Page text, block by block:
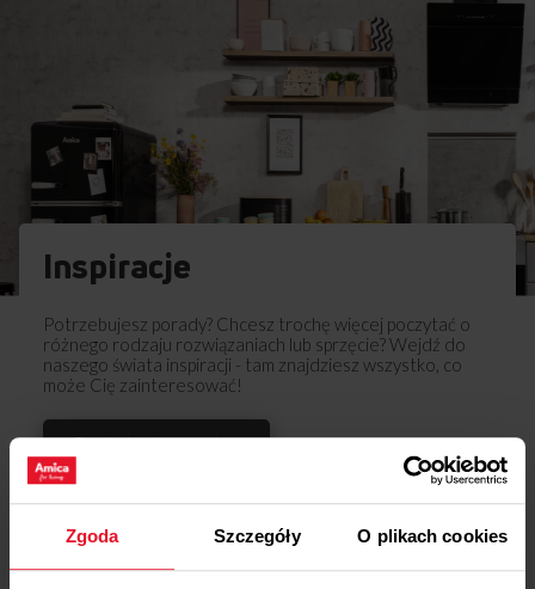
Zgoda Szczegóły O plikach cookies
Inspiracje
Potrzebujesz porady? Chcesz trochę więcej poczytać o
różnego rodzaju rozwiązaniach lub sprzęcie? Wejdź do
naszego świata inspiracji - tam znajdziesz wszystko, co
może Cię zainteresować!
Dowiedz się więcej
Opinie